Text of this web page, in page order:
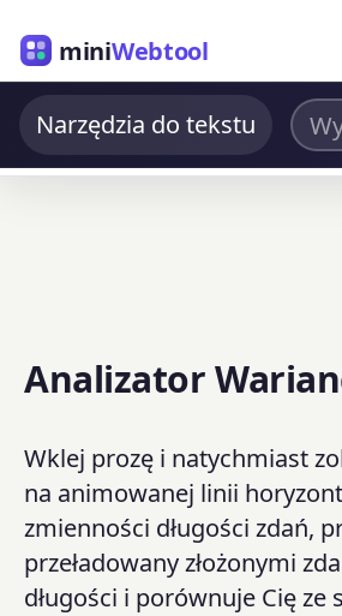
miniWebtool
Narzędzia do tekstu
Analizator
Wklej prozę i natychmiast
na animowanej linii
zmienności długości zdań,
przeładowany złożonymi
długości i porównuje Cię